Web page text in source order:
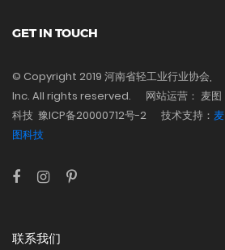
GET IN TOUCH
© Copyright 2019 河南省轻工业行业协会,
Inc. All rights reserved. 网站运营： 麦图
科技 豫ICP备20000712号-2 技术支持： 麦
图科技
联系我们